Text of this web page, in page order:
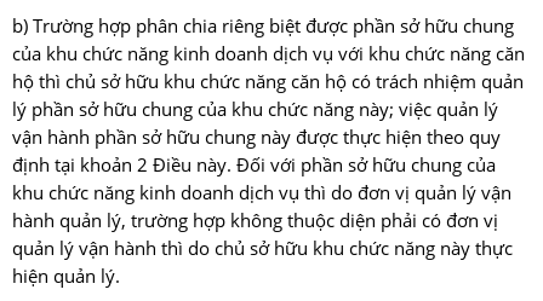
b) Trường hợp phân chia riêng biệt được phần sở hữu chung
của khu chức năng kinh doanh dịch vụ với khu chức năng căn
hộ thì chủ sở hữu khu chức năng căn hộ có trách nhiệm quản
lý phần sở hữu chung của khu chức năng này; việc quản lý
vận hành phần sở hữu chung này được thực hiện theo quy
định tại khoản 2 Điều này. Đối với phần sở hữu chung của
khu chức năng kinh doanh dịch vụ thì do đơn vị quản lý vận
hành quản lý, trường hợp không thuộc diện phải có đơn vị
quản lý vận hành thì do chủ sở hữu khu chức năng này thực
hiện quản lý.